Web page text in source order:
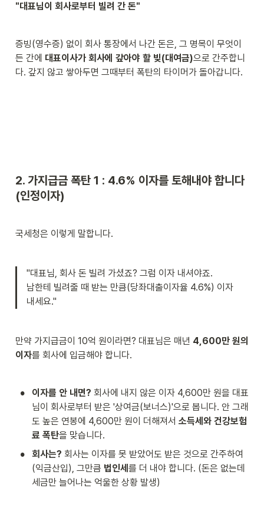
"대표님이 회사로부터 빌려 간 돈"
증빙(영수증) 없이 회사 통장에서 나간 돈은, 그 명목이 무엇이
든 간에 대표이사가 회사에 갚아야 할 빚(대여금)으로 간주합니
다. 갚지 않고 쌓아두면 그때부터 폭탄의 타이머가 돌아갑니다.
2. 가지급금 폭탄 1 : 4.6% 이자를 토해내야 합니다
(인정이자)
국세청은 이렇게 말합니다.
"대표님, 회사 돈 빌려 가셨죠? 그럼 이자 내셔야죠.
남한테 빌려줄 때 받는 만큼(당좌대출이자율 4.6%) 이자
내세요."
만약 가지급금이 10억 원이라면? 대표님은 매년 4,600만 원의
이자를 회사에 입금해야 합니다.
• 이자를 안 내면? 회사에 내지 않은 이자 4,600만 원을 대표
님이 회사로부터 받은 '상여금(보너스)'으로 봅니다. 안 그래
도 높은 연봉에 4,600만 원이 더해져서 소득세와 건강보험
료 폭탄을 맞습니다.
• 회사는? 회사는 이자를 못 받았어도 받은 것으로 간주하여
(익금산입), 그만큼 법인세 를 더 내야 합니다. (돈은 없는데
세금만 늘어나는 억울한 상황 발생)